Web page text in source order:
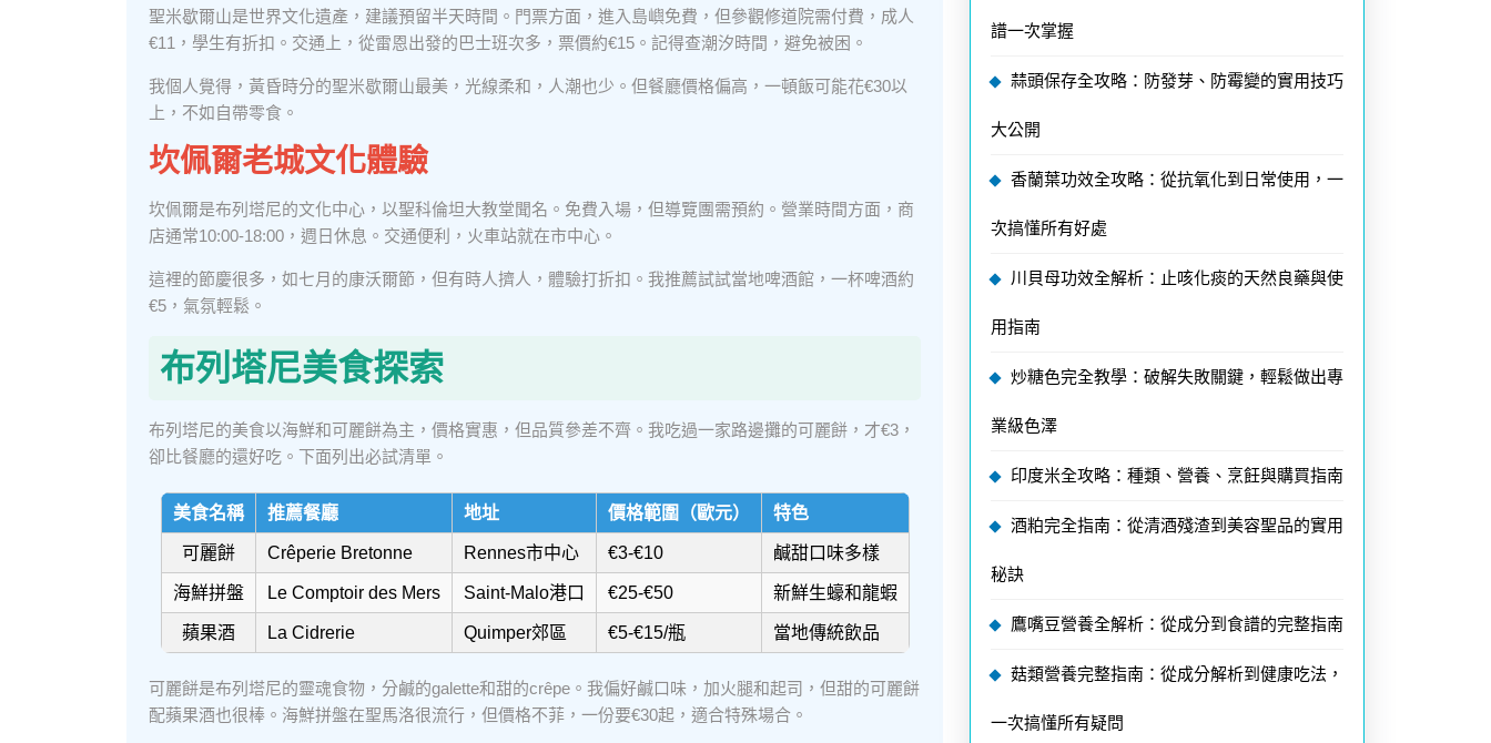
聖米歇爾山是世界文化遺產，建議預留半天時間。門票方面，進入島嶼免費，但參觀修道院需付費，成人
€11，學生有折扣。交通上，從雷恩出發的巴士班次多，票價約€15。記得查潮汐時間，避免被困。
我個人覺得，黃昏時分的聖米歇爾山最美，光線柔和，人潮也少。但餐廳價格偏高，一頓飯可能花€30以
上，不如自帶零食。
坎佩爾老城文化體驗
坎佩爾是布列塔尼的文化中心，以聖科倫坦大教堂聞名。免費入場，但導覽團需預約。營業時間方面，商
店通常10:00-18:00，週日休息。交通便利，火車站就在市中心。
這裡的節慶很多，如七月的康沃爾節，但有時人擠人，體驗打折扣。我推薦試試當地啤酒館，一杯啤酒約
€5，氣氛輕鬆。
布列塔尼美食探索
布列塔尼的美食以海鮮和可麗餅為主，價格實惠，但品質參差不齊。我吃過一家路邊攤的可麗餅，才€3，
卻比餐廳的還好吃。下面列出必試清單。
美食名稱 推薦餐廳 地址 價格範圍（歐元） 特色
可麗餅 Crêperie Bretonne Rennes市中心 €3-€10 鹹甜口味多樣
海鮮拼盤 Le Comptoir des Mers Saint-Malo港口 €25-€50 新鮮生蠔和龍蝦
蘋果酒 La Cidrerie Quimper郊區 €5-€15/瓶 當地傳統飲品
可麗餅是布列塔尼的靈魂食物，分鹹的galette和甜的crêpe。我偏好鹹口味，加火腿和起司，但甜的可麗餅
配蘋果酒也很棒。海鮮拼盤在聖馬洛很流行，但價格不菲，一份要€30起，適合特殊場合。
譜一次掌握
蒜頭保存全攻略：防發芽、防霉變的實用技巧
大公開
香蘭葉功效全攻略：從抗氧化到日常使用，一
次搞懂所有好處
川貝母功效全解析：止咳化痰的天然良藥與使
用指南
炒糖色完全教學：破解失敗關鍵，輕鬆做出專
業級色澤
印度米全攻略：種類、營養、烹飪與購買指南
酒粕完全指南：從清酒殘渣到美容聖品的實用
秘訣
鷹嘴豆營養全解析：從成分到食譜的完整指南
菇類營養完整指南：從成分解析到健康吃法，
一次搞懂所有疑問